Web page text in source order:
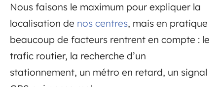
Nous faisons le maximum pour expliquer la
localisation de nos centres, mais en pratique
beaucoup de facteurs rentrent en compte : le
trafic routier, la recherche d’un
stationnement, un métro en retard, un signal